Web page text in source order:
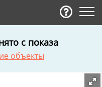
с показа
объекты